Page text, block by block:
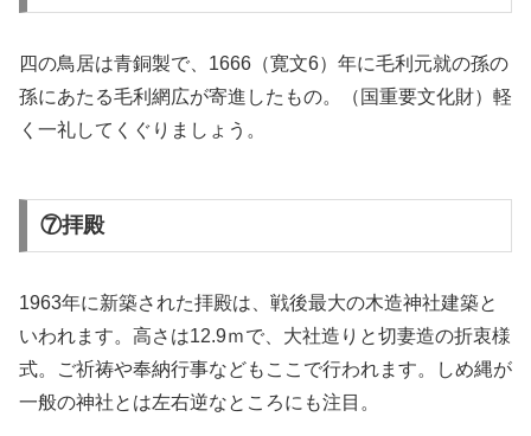
四の鳥居は青銅製で、1666（寛文6）年に毛利元就の孫の
孫にあたる毛利網広が寄進したもの。（国重要文化財）軽
く一礼してくぐりましょう。
⑦拝殿
1963年に新築された拝殿は、戦後最大の木造神社建築と
いわれます。高さは12.9ｍで、大社造りと切妻造の折衷様
式。ご祈祷や奉納行事などもここで行われます。しめ縄が
一般の神社とは左右逆なところにも注目。